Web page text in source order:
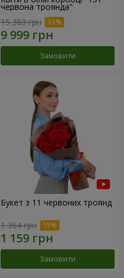
червона троянда"
15 383 грн
Замовити
Букет з 11 червоних троянд
1 364 грн
Замовити